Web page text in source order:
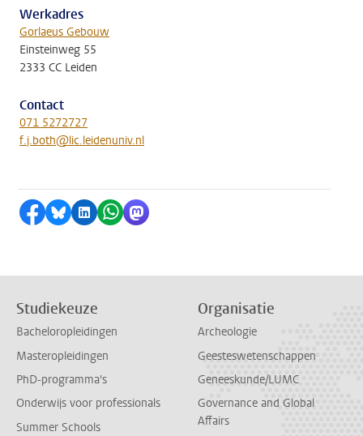
Werkadres
Gorlaeus Gebouw
Einsteinweg 55
2333 CC Leiden
Contact
071 5272727
f.j.both@lic.leidenuniv.nl
Delen op Facebook
Delen via Bluesky
Delen op LinkedIn
Delen via WhatsApp
Delen via Mastodon
Studiekeuze
Bacheloropleidingen
Masteropleidingen
PhD-programma's
Onderwijs voor professionals
Summer Schools
Organisatie
Archeologie
Geesteswetenschappen
Geneeskunde/LUMC
Governance and Global
Affairs